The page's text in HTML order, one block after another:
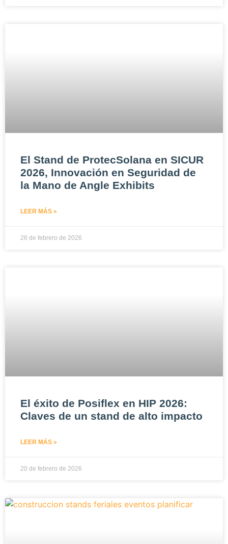
El Stand de ProtecSolana en SICUR
2026, Innovación en Seguridad de
la Mano de Angle Exhibits
LEER MÁS »
26 de febrero de 2026
El éxito de Posiflex en HIP 2026:
Claves de un stand de alto impacto
LEER MÁS »
20 de febrero de 2026